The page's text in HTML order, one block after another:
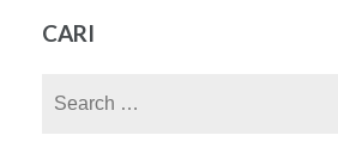
CARI